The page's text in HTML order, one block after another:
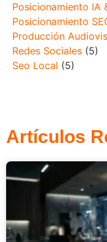
Posicionamiento IA
Posicionamiento
Producción
Redes Sociales (5)
Seo Local (5)
Artículos